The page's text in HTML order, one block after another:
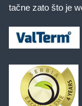
tačne zato što je